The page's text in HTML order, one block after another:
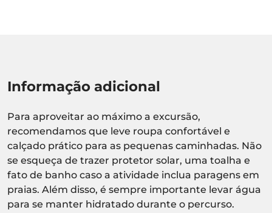
Informação adicional
Para aproveitar ao máximo a excursão,
recomendamos que leve roupa confortável e
calçado prático para as pequenas caminhadas. Não
se esqueça de trazer protetor solar, uma toalha e
fato de banho caso a atividade inclua paragens em
praias. Além disso, é sempre importante levar água
para se manter hidratado durante o percurso.